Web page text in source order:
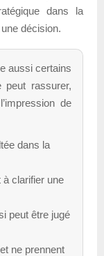
dans la
décision.
aussi certains
peut rassurer,
de
dans la
clarifier une
peut être jugé
ne prennent